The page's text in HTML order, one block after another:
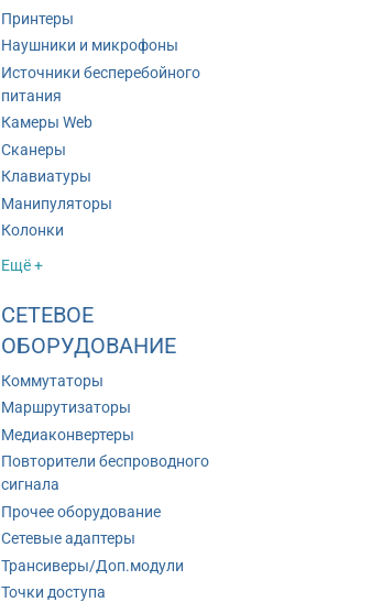
Принтеры
Наушники и микрофоны
Источники бесперебойного
питания
Камеры Web
Сканеры
Клавиатуры
Манипуляторы
Колонки
Ещё +
СЕТЕВОЕ
ОБОРУДОВАНИЕ
Коммутаторы
Маршрутизаторы
Медиаконвертеры
Повторители беспроводного
сигнала
Прочее оборудование
Сетевые адаптеры
Трансиверы/Доп.модули
Точки доступа